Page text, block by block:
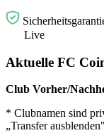
Live
Aktuelle FC
Club Vorher/
* Clubnamen sind
„Transfer